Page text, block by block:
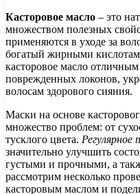
Касторовое масло – это
множеством полезных
применяются в уходе за
богатый жирными
касторовое масло
поврежденных локонов,
волосам здорового сияния.
Маски на основе
множество проблем: от
тусклого цвета. Регулярное
значительно улучшить
густыми и прочными, а
рассмотрим несколько
касторовым маслом и